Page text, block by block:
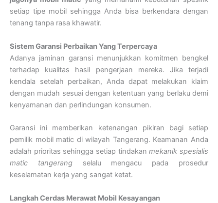
setiap tipe mobil sehingga Anda bisa berkendara dengan
tenang tanpa rasa khawatir.
Sistem Garansi Perbaikan Yang Terpercaya
Adanya jaminan garansi menunjukkan komitmen bengkel
terhadap kualitas hasil pengerjaan mereka. Jika terjadi
kendala setelah perbaikan, Anda dapat melakukan klaim
dengan mudah sesuai dengan ketentuan yang berlaku demi
kenyamanan dan perlindungan konsumen.
Garansi ini memberikan ketenangan pikiran bagi setiap
pemilik mobil matic di wilayah Tangerang. Keamanan Anda
adalah prioritas sehingga setiap tindakanmekanik spesialis
matic tangerangselalu mengacu pada prosedur
keselamatan kerja yang sangat ketat.
Langkah Cerdas Merawat Mobil Kesayangan